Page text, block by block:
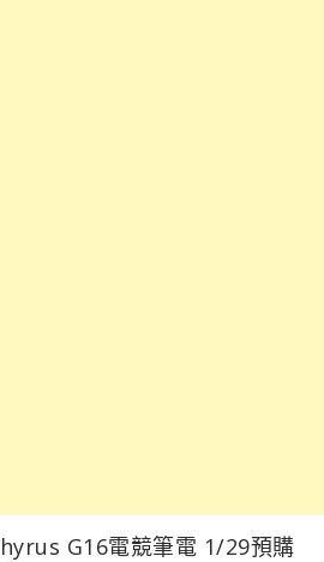
G16電競筆電 1/29預購